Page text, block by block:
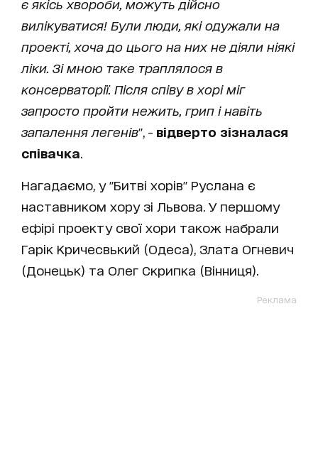
є якісь хвороби, можуть дійсно
вилікуватися! Були люди, які одужали на
проекті, хоча до цього на них не діяли ніякі
ліки. Зі мною таке траплялося в
консерваторії. Після співу в хорі міг
запросто пройти нежить, грип і навіть
запалення легенів", - відверто зізналася
співачка
Нагадаємо, у "Битві хорів" Руслана є
наставником хору зі Львова. У першому
ефірі проекту свої хори також набрали
Гарік Кричесвький (Одеса), Злата Огневич
(Донецьк) та Олег Скрипка (Вінниця).
Реклама